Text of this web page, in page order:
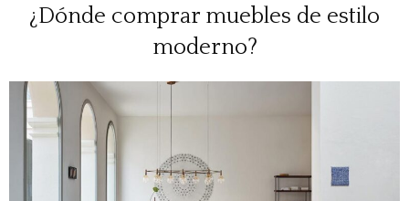
¿Dónde comprar muebles de estilo
moderno?